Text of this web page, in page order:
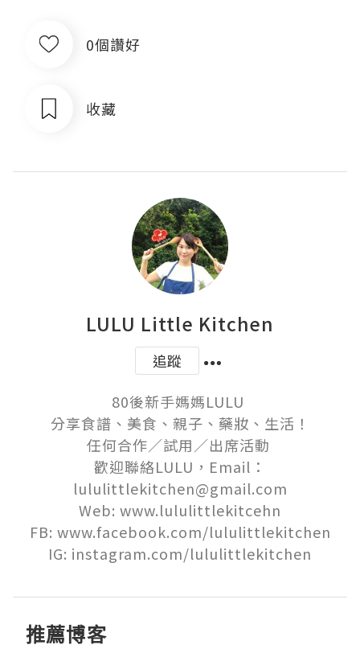
0個讚好
收藏
LULU Little Kitchen
追蹤
80後新手媽媽LULU
分享食譜、美食、親子、藥妝、生活！
任何合作／試用／出席活動
歡迎聯絡LULU，Email：
lululittlekitchen@gmail.com
Web: www.lululittlekitcehn
FB: www.facebook.com/lululittlekitchen
IG: instagram.com/lululittlekitchen
推薦博客